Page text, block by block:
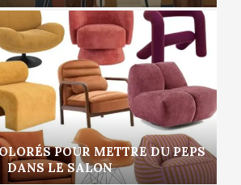
POUR METTRE DU PEPS
DANS LE SALON